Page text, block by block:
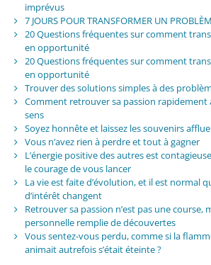
imprévus
7 JOURS POUR TRANSFORMER UN
20 Questions fréquentes sur comment
en opportunité
20 Questions fréquentes sur comment
en opportunité
Trouver des solutions simples à des
Comment retrouver sa passion rapidement
sens
Soyez honnête et laissez les souvenirs
Vous n’avez rien à perdre et tout à gagner
L’énergie positive des autres est
le courage de vous lancer
La vie est faite d’évolution, et il est normal
d’intérêt changent
Retrouver sa passion n’est pas une course,
personnelle remplie de découvertes
Vous sentez-vous perdu, comme si la
animait autrefois s’était éteinte ?